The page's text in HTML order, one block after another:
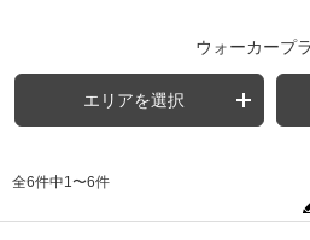
ウォーカープ
エリアを選択
全6件中1〜6件